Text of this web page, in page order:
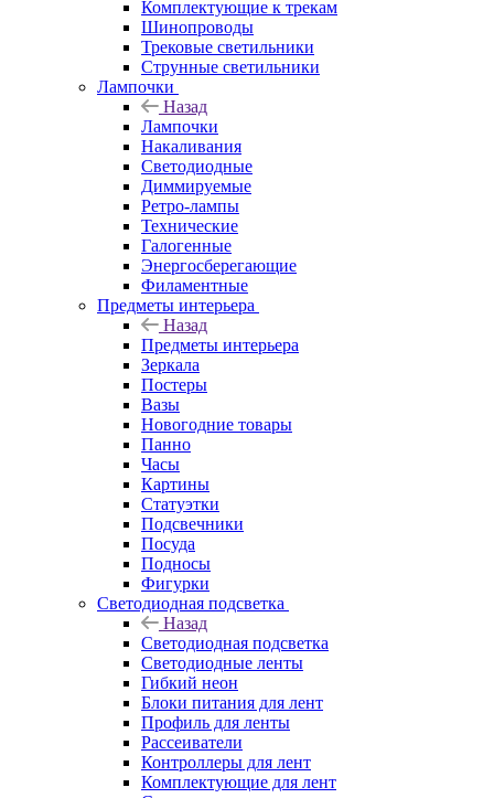
Комплектующие к трекам
Шинопроводы
Трековые светильники
Струнные светильники
Лампочки
Назад
Лампочки
Накаливания
Светодиодные
Диммируемые
Ретро-лампы
Технические
Галогенные
Энергосберегающие
Филаментные
Предметы интерьера
Назад
Предметы интерьера
Зеркала
Постеры
Вазы
Новогодние товары
Панно
Часы
Картины
Статуэтки
Подсвечники
Посуда
Подносы
Фигурки
Светодиодная подсветка
Назад
Светодиодная подсветка
Светодиодные ленты
Гибкий неон
Блоки питания для лент
Профиль для ленты
Рассеиватели
Контроллеры для лент
Комплектующие для лент